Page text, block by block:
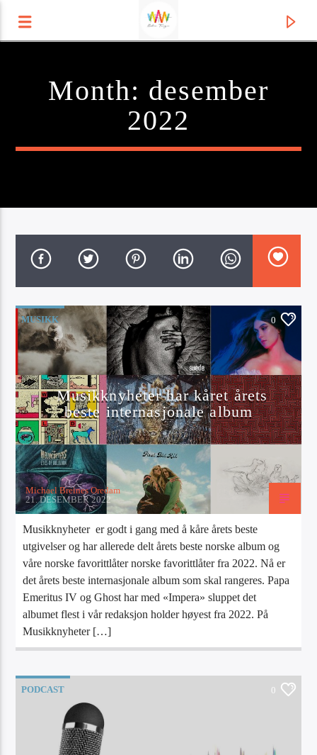
Radio Tango
Current track
Title
Artist
Radio Tango
Month: desember
2022
MUSIKK 0
Musikknyheter har kåret årets
beste internasjonale album
Michael Breines Oredam
21. DESEMBER 2022
Musikknyheter er godt i gang med å kåre årets beste
utgivelser og har allerede delt årets beste norske album og
våre norske favorittlåter norske favorittlåter fra 2022. Nå er
det årets beste internasjonale album som skal rangeres. Papa
Emeritus IV og Ghost har med «Impera» sluppet det
albumet flest i vår redaksjon holder høyest fra 2022. På
Musikknyheter […]
PODCAST 0